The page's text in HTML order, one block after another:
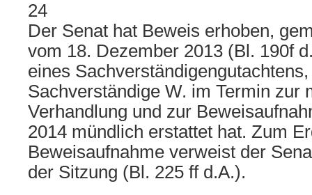
24
Der Senat hat Beweis erhoben,
vom 18. Dezember 2013 (Bl. 190f
eines
Sachverständige W. im Termin zur
Verhandlung und zur
2014 mündlich erstattet hat. Zum
Beweisaufnahme verweist der
der Sitzung (Bl. 225 ff d.A.).